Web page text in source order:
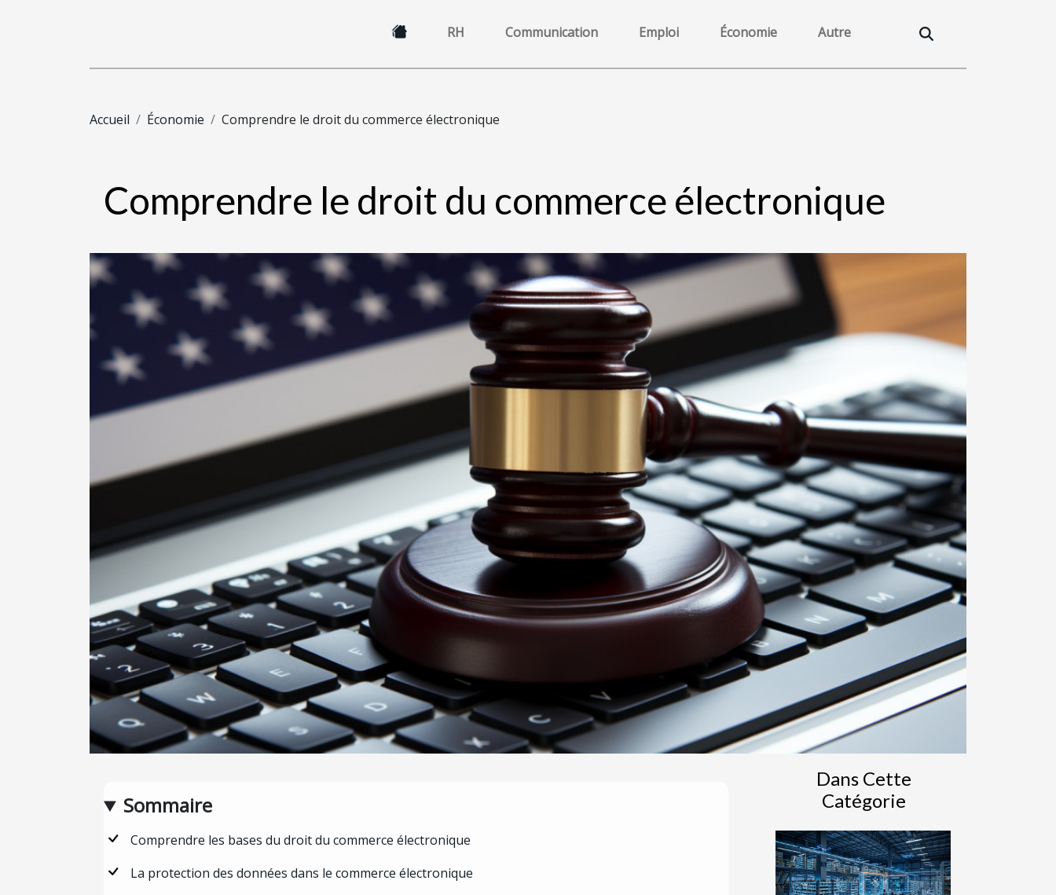
RH Communication Emploi Économie Autre
Accueil Économie Comprendre le droit du commerce électronique
Comprendre le droit du commerce électronique
Sommaire
Comprendre les bases du droit du commerce électronique
La protection des données dans le commerce électronique
Dans Cette
Catégorie